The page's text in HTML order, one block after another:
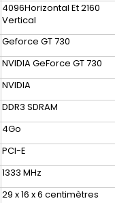
4096Horizontal Et 2160
Vertical
Geforce GT 730
NVIDIA GeForce GT 730
NVIDIA
DDR3 SDRAM
4Go
PCI-E
1333 MHz
29 x 16 x 6 centimètres